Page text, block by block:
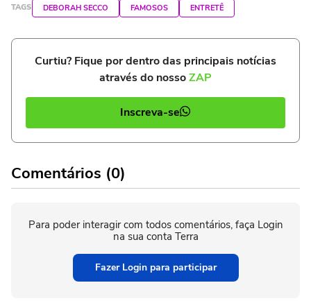
TAGS DEBORAH SECCO FAMOSOS ENTRETÊ
Curtiu? Fique por dentro das principais notícias
através do nossoZAP
Inscreva-se
Comentários (0)
Para poder interagir com todos comentários, faça Login
na sua conta Terra
Fazer Login para participar